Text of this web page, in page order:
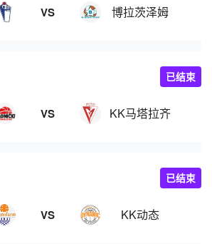
VS 博拉茨泽姆
VS KK马塔拉齐
已结束
VS KK动态
已结束